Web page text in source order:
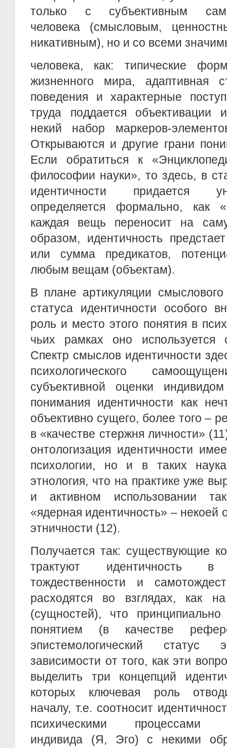
только с субъективным
человека (смысловым,
никативным), но и со всеми
человека, как: типические
жизненного мира, адаптивная
поведения и характерные
труда поддается объективации
некий набор маркеров-
Открываются и другие грани
Если обратиться к
философии науки», то здесь, в
идентичности придается
определяется формально, как
каждая вещь переносит на
образом, идентичность
или сумма предикатов,
любым вещам (объектам).
В плане артикуляции смыслового
статуса идентичности особого
роль и место этого понятия в
чьих рамках оно
Спектр смыслов идентичности
психологического
субъективной оценки
понимания идентичности как
объективно сущего, более того –
в «качестве стержня личности»
онтологизация идентичности
психологии, но и в таких
этнология, что на практике уже
и активном использовании
«ядерная идентичность» – некоей
этничности (12).
Получается так: существующие
трактуют идентичность
тождественности и
расходятся во взглядах, как
(сущностей), что
понятием (в качестве
эпистемологический
зависимости от того, как эти
выделить три концепций
которых ключевая роль
началу, т.е. соотносит
психическими процессами
индивида (Я, Эго) с некими